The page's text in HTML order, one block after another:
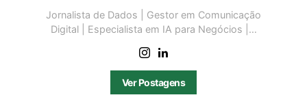
Jornalista de Dados | Gestor em Comunicação
Digital | Especialista em IA para Negócios |…
Ver Postagens